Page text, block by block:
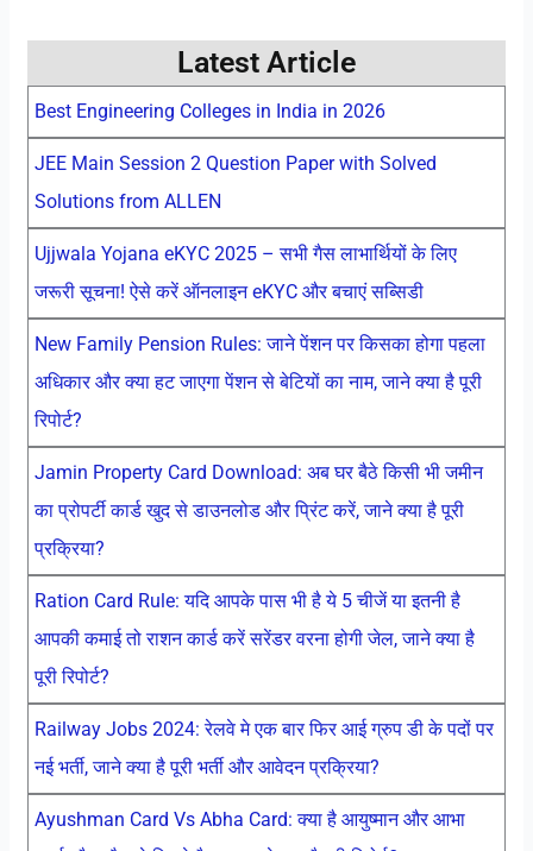
Latest Article
Best Engineering Colleges in India in 2026
JEE Main Session 2 Question Paper with Solved
Solutions from ALLEN
Ujjwala Yojana eKYC 2025 – सभी गैस लाभार्थियों के लिए
जरूरी सूचना! ऐसे करें ऑनलाइन eKYC और बचाएं सब्सिडी
New Family Pension Rules: जाने पेंशन पर किसका होगा पहला
अधिकार और क्या हट जाएगा पेंशन से बेटियों का नाम, जाने क्या है पूरी
रिपोर्ट?
Jamin Property Card Download: अब घर बैठे किसी भी जमीन
का प्रोपर्टी कार्ड खुद से डाउनलोड और प्रिंट करें, जाने क्या है पूरी
प्रक्रिया?
Ration Card Rule: यदि आपके पास भी है ये 5 चीजें या इतनी है
आपकी कमाई तो राशन कार्ड करें सरेंडर वरना होगी जेल, जाने क्या है
पूरी रिपोर्ट?
Railway Jobs 2024: रेलवे मे एक बार फिर आई ग्रुप डी के पदों पर
नई भर्ती, जाने क्या है पूरी भर्ती और आवेदन प्रक्रिया?
Ayushman Card Vs Abha Card: क्या है आयुष्मान और आभा